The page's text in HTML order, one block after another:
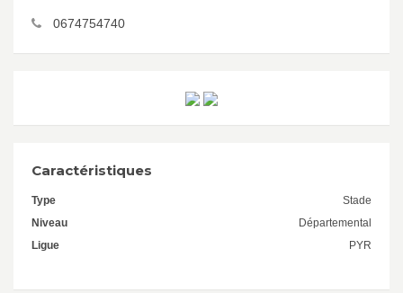
0674754740
Caractéristiques
Type
Stade
Niveau
Départemental
Ligue
PYR